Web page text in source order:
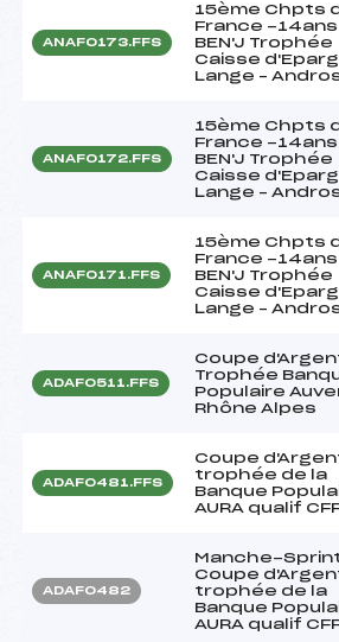
ANAF0173.FFS
15ème Chpts
France -14ans
BEN'J Trophée
Caisse
Lange –
ANAF0172.FFS
15ème Chpts
France -14ans
BEN'J Trophée
Caisse
Lange –
ANAF0171.FFS
15ème Chpts
France -14ans
BEN'J Trophée
Caisse
Lange –
ADAF0511.FFS
Coupe
Trophée
Populaire
Rhône Alpes
ADAF0481.FFS
Coupe
trophée de la
Banque
AURA qualif
ADAF0482
Manche-
Coupe
trophée de la
Banque
AURA qualif